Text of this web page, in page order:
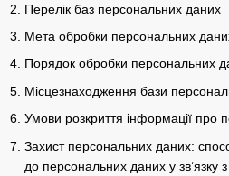
Перелік баз персональних даних
Мета обробки персональних
Порядок обробки персональних
Місцезнаходження бази
Умови розкриття інформації про
Захист персональних даних:
до персональних даних у зв’язку